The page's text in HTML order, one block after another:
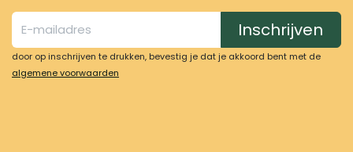
Inschrijven
door op inschrijven te drukken, bevestig je dat je akkoord bent met de
algemene voorwaarden